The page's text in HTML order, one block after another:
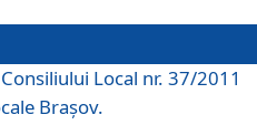
Local nr. 37/2011
Brașov.